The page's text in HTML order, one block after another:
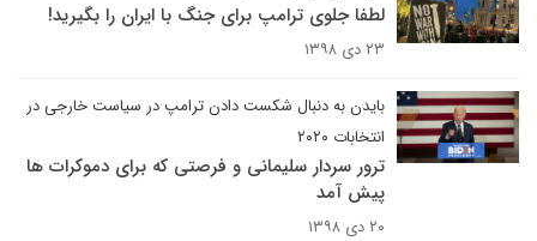
لطفا جلوی ترامپ برای جنگ با ایران را بگیرید!
۲۳ دی ۱۳۹۸
بایدن به دنبال شکست دادن ترامپ در سیاست خارجی در
انتخابات ۲۰۲۰
ترور سردار سلیمانی و فرصتی که برای دموکرات ها
پیش آمد
۲۰ دی ۱۳۹۸